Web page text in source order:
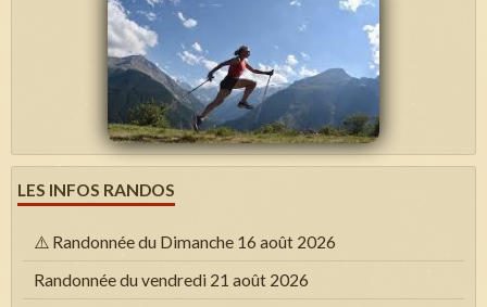
LES INFOS RANDOS
⚠️ Randonnée du Dimanche 16 août 2026
Randonnée du vendredi 21 août 2026